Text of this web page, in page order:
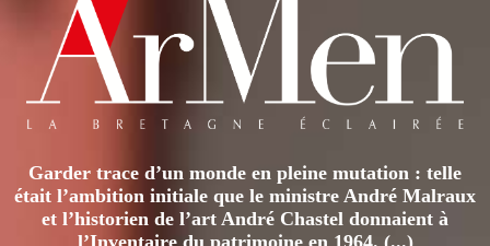
Garder trace d’un monde en pleine mutation : telle
était l’ambition initiale que le ministre André Malraux
et l’historien de l’art André Chastel donnaient à
l’Inventaire du patrimoine en 1964. (...)